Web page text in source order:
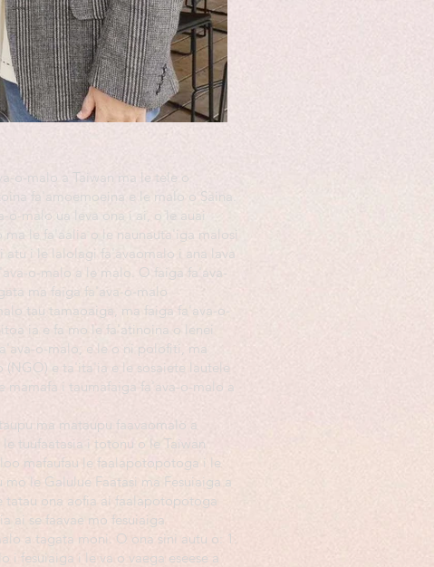
o-malo a Taiwan ma le tele o
fa'amoemoeina e le malo o Saina.
o-malo ua leva ona i ai, o le auai
le fa'aalia o le naunauta'iga malosi
atu i le lalolagi fa'avaomalo i ana lava
o-malo a le malo. O faiga fa'ava-
ma faiga fa'ava-o-malo
tau tamaoaiga, ma faiga fa'ava-o-
ia e fa mo le fa'atinoina o lenei
o-malo, e le o ni polofiti, ma
e ta'ita'ia e le sosaiete lautele
mamafa i taumafaiga fa'ava-o-malo a
ma mataupu faavaomalo a
tuufaatasia i totonu o le Taiwan
mafaufau le faalapotopotoga i le
le Galulue Faatasi ma Fesuiaiga a
tatau ona aofia ai faalapotopotoga
ai se faavae mo fesuiaiga
a tagata moni. O ona sini autu o: 1.
i fesuiaiga i le va o vaega eseese a